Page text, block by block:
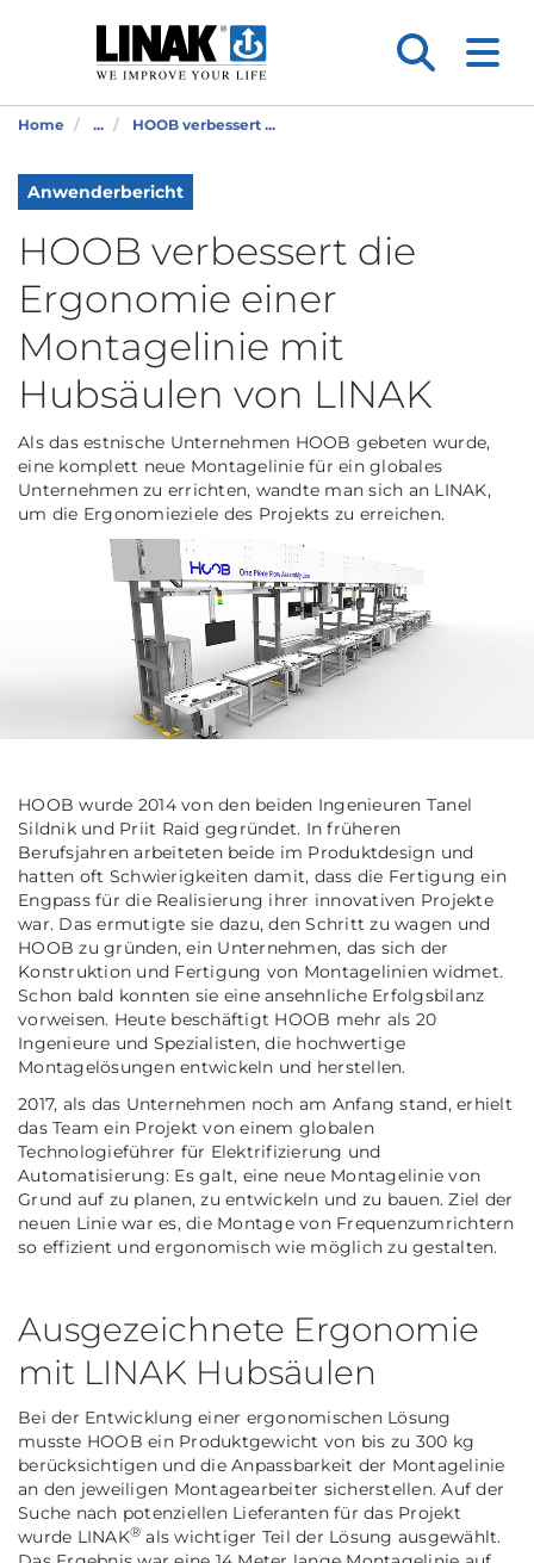
Home ... HOOB verbessert ...
Anwenderbericht
HOOB verbessert die
Ergonomie einer
Montagelinie mit
Hubsäulen von LINAK
Als das estnische Unternehmen HOOB gebeten wurde,
eine komplett neue Montagelinie für ein globales
Unternehmen zu errichten, wandte man sich an LINAK,
um die Ergonomieziele des Projekts zu erreichen.
HOOB wurde 2014 von den beiden Ingenieuren Tanel
Sildnik und Priit Raid gegründet. In früheren
Berufsjahren arbeiteten beide im Produktdesign und
hatten oft Schwierigkeiten damit, dass die Fertigung ein
Engpass für die Realisierung ihrer innovativen Projekte
war. Das ermutigte sie dazu, den Schritt zu wagen und
HOOB zu gründen, ein Unternehmen, das sich der
Konstruktion und Fertigung von Montagelinien widmet.
Schon bald konnten sie eine ansehnliche Erfolgsbilanz
vorweisen. Heute beschäftigt HOOB mehr als 20
Ingenieure und Spezialisten, die hochwertige
Montagelösungen entwickeln und herstellen.
2017, als das Unternehmen noch am Anfang stand, erhielt
das Team ein Projekt von einem globalen
Technologieführer für Elektrifizierung und
Automatisierung: Es galt, eine neue Montagelinie von
Grund auf zu planen, zu entwickeln und zu bauen. Ziel der
neuen Linie war es, die Montage von Frequenzumrichtern
so effizient und ergonomisch wie möglich zu gestalten.
Ausgezeichnete Ergonomie
mit LINAK Hubsäulen
Bei der Entwicklung einer ergonomischen Lösung
musste HOOB ein Produktgewicht von bis zu 300 kg
berücksichtigen und die Anpassbarkeit der Montagelinie
an den jeweiligen Montagearbeiter sicherstellen. Auf der
Suche nach potenziellen Lieferanten für das Projekt
wurde LINAK® als wichtiger Teil der Lösung ausgewählt.